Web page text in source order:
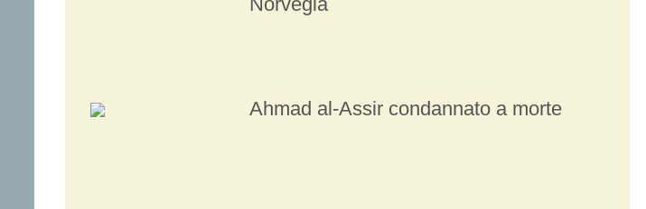
Ahmad al-Assir condannato a morte